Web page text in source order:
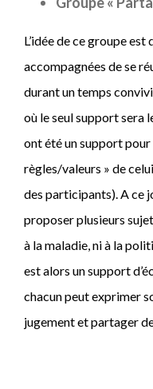
L’idée de ce groupe
accompagnées de se
durant un temps
où le seul support sera
ont été un support pour
règles/valeurs » de
des participants). A ce
proposer plusieurs
à la maladie, ni à la
est alors un support
chacun peut exprimer
jugement et partager